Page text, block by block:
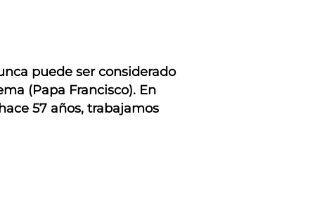
puede ser considerado
(Papa Francisco). En
57 años, trabajamos